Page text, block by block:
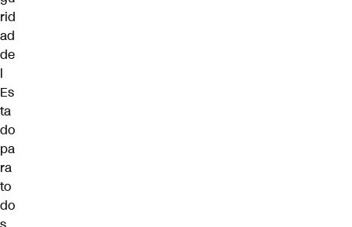
rid
ad
de
l
Es
ta
do
pa
ra
to
do